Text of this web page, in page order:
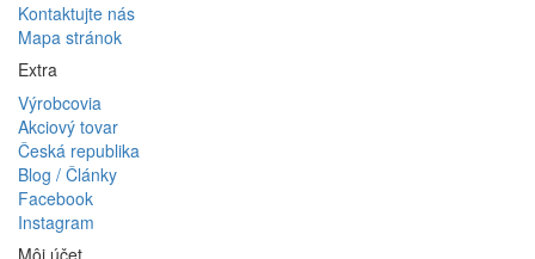
Kontaktujte nás
Mapa stránok
Extra
Výrobcovia
Akciový tovar
Česká republika
Blog / Články
Facebook
Instagram
Môj účet